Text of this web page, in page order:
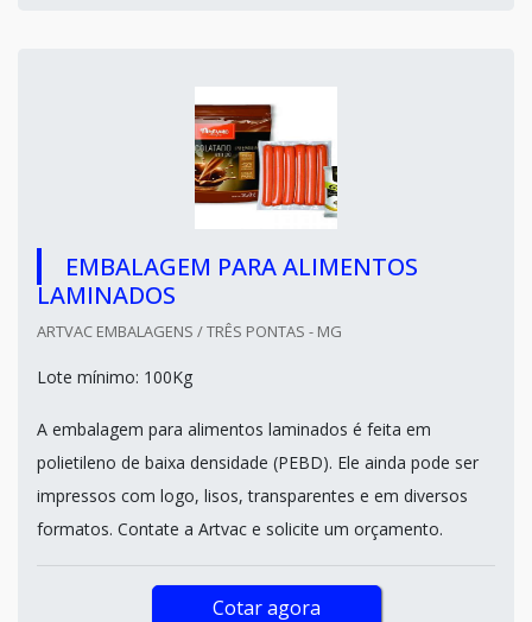
EMBALAGEM PARA ALIMENTOS
LAMINADOS
ARTVAC EMBALAGENS / TRÊS PONTAS - MG
Lote mínimo: 100Kg
A embalagem para alimentos laminados é feita em
polietileno de baixa densidade (PEBD). Ele ainda pode ser
impressos com logo, lisos, transparentes e em diversos
formatos. Contate a Artvac e solicite um orçamento.
Cotar agora